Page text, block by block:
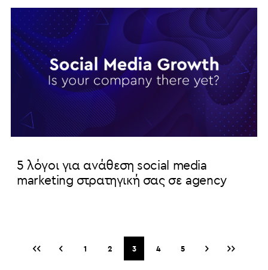
5 λόγοι για ανάθεση social media
marketing στρατηγική σας σε agency
‹‹ ‹ 1 2 3 4 5 › ››